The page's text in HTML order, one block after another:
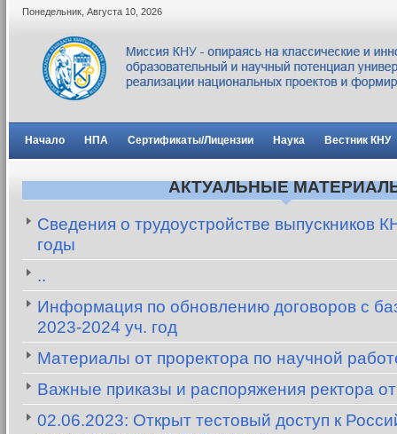
Понедельник Августа 10 2026
Начало НПА Сертификаты/Лицензии Наука Вестник КНУ
АКТУАЛЬНЫЕ
Сведения о трудоустройстве выпускников
годы
..
Информация по обновлению договоров с
2023-2024 уч. год
Материалы от проректора по научной
Важные приказы и распоряжения ректора
02.06.2023: Открыт тестовый доступ к